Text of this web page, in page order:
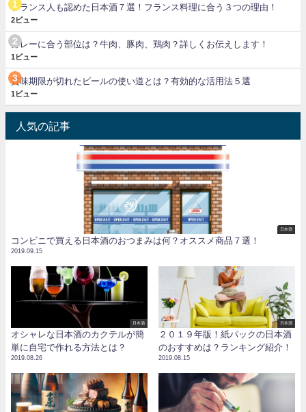
フランス人も認めた日本酒７選！フランス料理に合う３つの理由！
2ビュー
カレーに合う部位は？牛肉、豚肉、鶏肉？詳しくお伝えします！
1ビュー
賞味期限が切れたビールの使い道とは？有効的な活用法５選
1ビュー
人気の記事
日本酒
コンビニで買える日本酒のおつまみは何？オススメ商品７選！
2019.09.15
日本酒
オシャレな日本酒のカクテルが簡
単に自宅で作れる方法とは？
2019.08.26
日本酒
２０１９年版！紙パックの日本酒
のおすすめは？ランキング紹介！
2019.08.15